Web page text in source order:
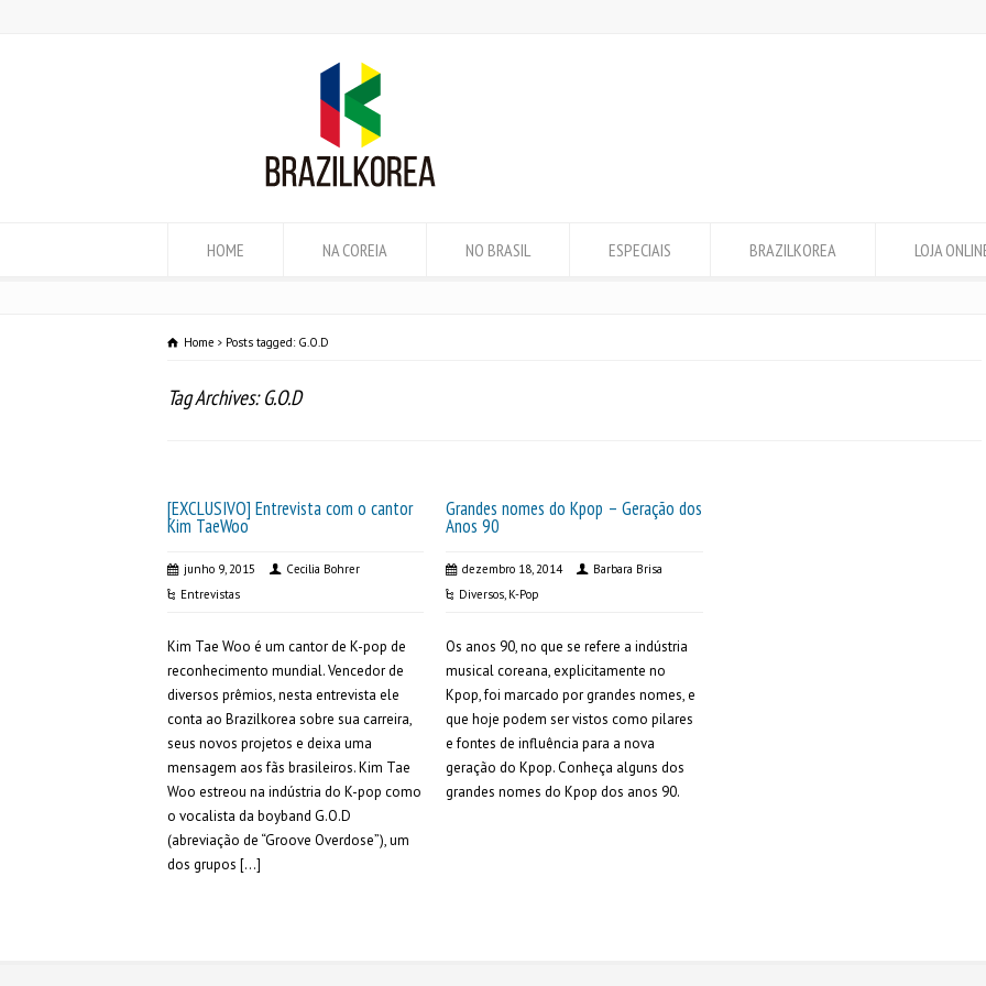
HOME NA COREIA NO BRASIL ESPECIAIS BRAZILKOREA LOJA
Home Posts tagged: G.O.D
Tag Archives: G.O.D
[EXCLUSIVO] Entrevista com o cantor
Kim TaeWoo
junho 9, 2015
Cecilia Bohrer
Entrevistas
Kim Tae Woo é um cantor de K-pop de
reconhecimento mundial. Vencedor de
diversos prêmios, nesta entrevista ele
conta ao Brazilkorea sobre sua carreira,
seus novos projetos e deixa uma
mensagem aos fãs brasileiros. Kim Tae
Woo estreou na indústria do K-pop como
o vocalista da boyband G.O.D
(abreviação de “Groove Overdose”), um
dos grupos […]
Grandes nomes do Kpop – Geração dos
Anos 90
dezembro 18, 2014
Barbara Brisa
Diversos, K-Pop
Os anos 90, no que se refere a indústria
musical coreana, explicitamente no
Kpop, foi marcado por grandes nomes, e
que hoje podem ser vistos como pilares
e fontes de influência para a nova
geração do Kpop. Conheça alguns dos
grandes nomes do Kpop dos anos 90.